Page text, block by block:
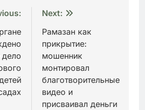
дело
Next:
Рамазан как
прикрытие:
мошенник
монтировал
благотворительные
видео и
присваивал деньги